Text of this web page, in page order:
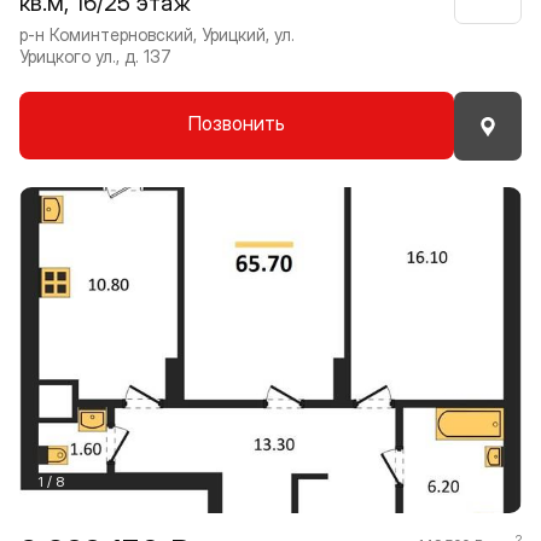
р-н Коминтерновский, Урицкий, ул.
Урицкого ул., д. 137
Позвонить
1 / 8